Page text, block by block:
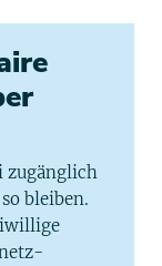
zugänglich
bleiben.